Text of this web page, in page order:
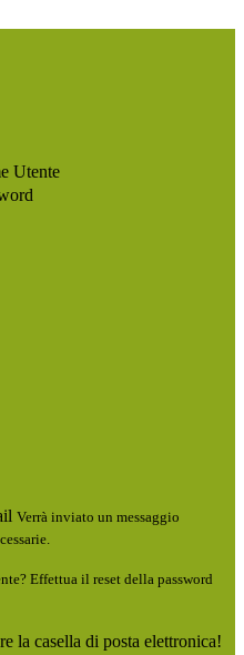
Utente
Verrà inviato un messaggio
Effettua il reset della password
la casella di posta elettronica!